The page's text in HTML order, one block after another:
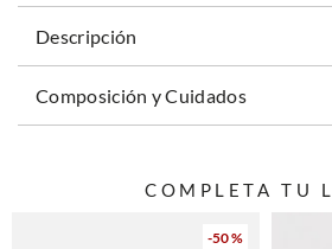
Descripción
Composición y Cuidados
COMPLETA TU
-50 %